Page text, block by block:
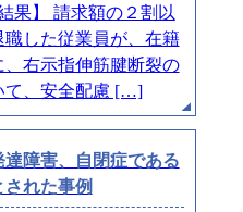
】 請求額の２割以
した従業員が、在籍
右示指伸筋腱断裂の
て、安全配慮 […]
達障害、自閉症である
れた事例